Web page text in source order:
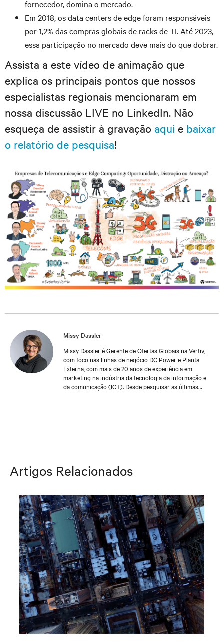
fornecedor, domina o mercado.
Em 2018, os data centers de edge foram responsáveis
por 1,2% das compras globais de racks de TI. Até 2023,
essa participação no mercado deve mais do que dobrar.
Assista a este vídeo de animação que
explica os principais pontos que nossos
especialistas regionais mencionaram em
nossa discussão LIVE no LinkedIn. Não
esqueça de assistir à gravação aqui e baixar
o relatório de pesquisa!
Missy Dassler
Missy Dassler é Gerente de Ofertas Globais na Vertiv,
com foco nas linhas de negócio DC Power e Planta
Externa, com mais de 20 anos de experiência em
marketing na indústria da tecnologia da informação e
da comunicação (ICT). Desde pesquisar as últimas
Artigos Relacionados